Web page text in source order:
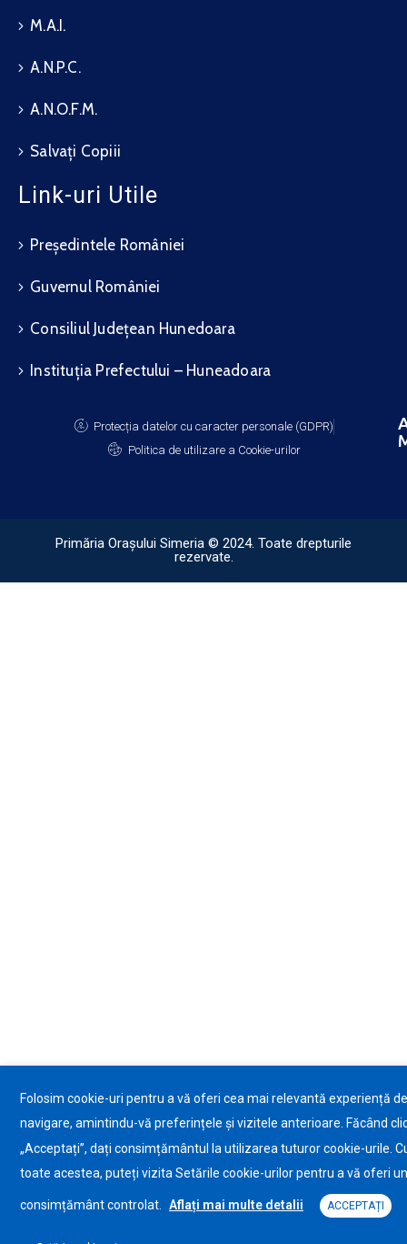
M.A.I.
A.N.P.C.
A.N.O.F.M.
Salvați Copiii
Link-uri Utile
Președintele României
Guvernul României
Consiliul Județean Hunedoara
Instituția Prefectului – Huneadoara
Protecția datelor cu caracter personale (GDPR)
Politica de utilizare a Cookie-urilor
Primăria Orașului Simeria © 2024. Toate drepturile
rezervate.
Folosim cookie-uri pentru a vă oferi cea mai relevantă experiență de
navigare, amintindu-vă preferințele și vizitele anterioare. Făcând
„Acceptați”, dați consimțământul la utilizarea tuturor cookie-urile.
toate acestea, puteți vizita Setările cookie-urilor pentru a vă oferi un
consimțământ controlat. Aflați mai multe detalii ACCEPTAȚI